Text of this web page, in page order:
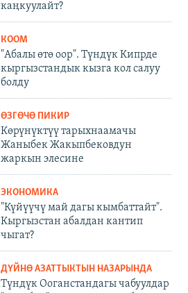
каңкуулайт?
КООМ
"Абалы өтө оор". Түндүк Кипрде
кыргызстандык кызга кол салуу
болду
ӨЗГӨЧӨ ПИКИР
Көрүнүктүү тарыхнаамачы
Жаныбек Жакыпбековдун
жаркын элесине
ЭКОНОМИКА
"Күйүүчү май дагы кымбаттайт".
Кыргызстан абалдан кантип
чыгат?
ДҮЙНӨ АЗАТТЫКТЫН НАЗАРЫНДА
Түндүк Ооганстандагы чабуулдар